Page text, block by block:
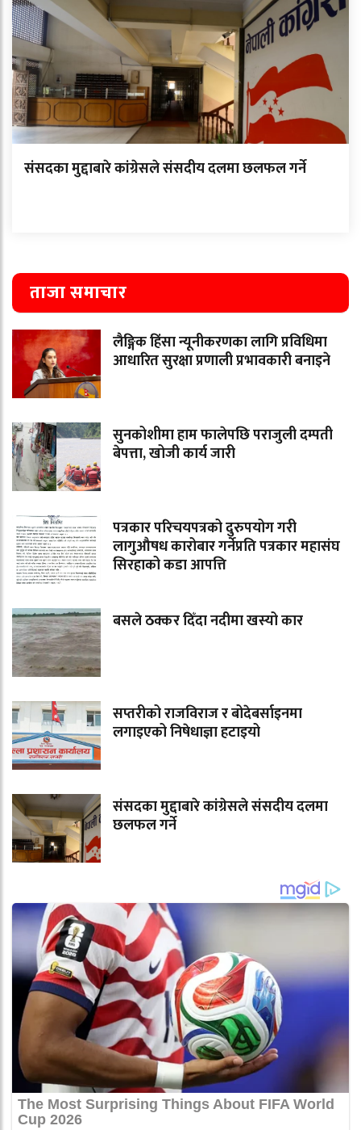
संसदका मुद्दाबारे कांग्रेसले संसदीय दलमा छलफल गर्ने
ताजा समाचार
लैङ्गिक हिंसा न्यूनीकरणका लागि प्रविधिमा
आधारित सुरक्षा प्रणाली प्रभावकारी बनाइने
सुनकोशीमा हाम फालेपछि पराजुली दम्पती
बेपत्ता, खोजी कार्य जारी
पत्रकार परिचयपत्रको दुरुपयोग गरी
लागुऔषध कारोबार गर्नेप्रति पत्रकार महासंघ
सिरहाको कडा आपत्ति
बसले ठक्कर दिँदा नदीमा खस्यो कार
सप्तरीको राजविराज र बोदेबर्साइनमा
लगाइएको निषेधाज्ञा हटाइयो
संसदका मुद्दाबारे कांग्रेसले संसदीय दलमा
छलफल गर्ने